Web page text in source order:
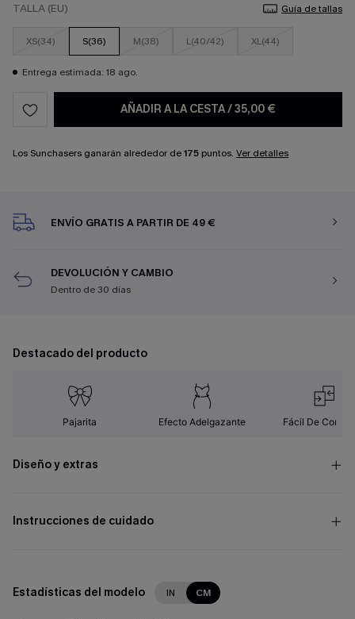
TALLA (EU) Guía de tallas
XS(34) S(36) M(38) L(40/42) XL(44)
Entrega estimada: 18 ago.
AÑADIR A LA CESTA/35,00 €
Los Sunchasers ganarán alrededor de175 puntos. Ver detalles
ENVÍO GRATIS A PARTIR DE 49 €
DEVOLUCIÓN Y CAMBIO
Dentro de 30 días
Destacado del producto
Pajarita Efecto Adelgazante Fácil De
Diseño y extras
Instrucciones de cuidado
Estadísticas del modelo IN CM